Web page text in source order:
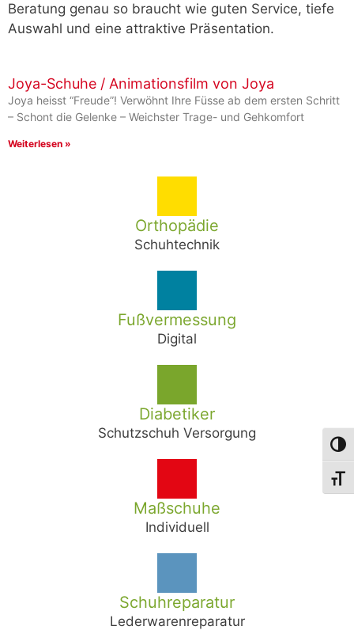
Beratung genau so braucht wie guten Service, tiefe
Auswahl und eine attraktive Präsentation.
Joya-Schuhe / Animationsfilm von Joya
Joya heisst “Freude”! Verwöhnt Ihre Füsse ab dem ersten Schritt
– Schont die Gelenke – Weichster Trage- und Gehkomfort
Weiterlesen »
Orthopädie
Schuhtechnik
Fußvermessung
Digital
Diabetiker
Schutzschuh Versorgung
Maßschuhe
Individuell
Schuhreparatur
Lederwarenreparatur